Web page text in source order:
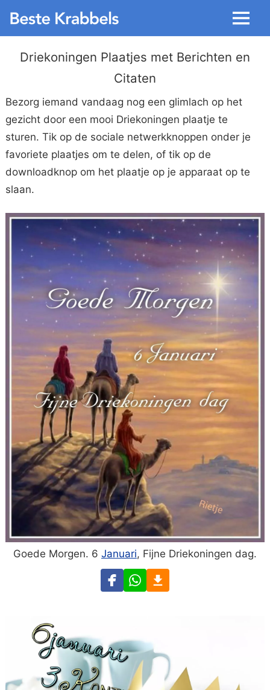
Menu
Driekoningen Plaatjes met Berichten en
Citaten
Bezorg iemand vandaag nog een glimlach op het
gezicht door een mooi Driekoningen plaatje te
sturen. Tik op de sociale netwerkknoppen onder je
favoriete plaatjes om te delen, of tik op de
downloadknop om het plaatje op je apparaat op te
slaan.
Goede Morgen. 6 Januari, Fijne Driekoningen dag.